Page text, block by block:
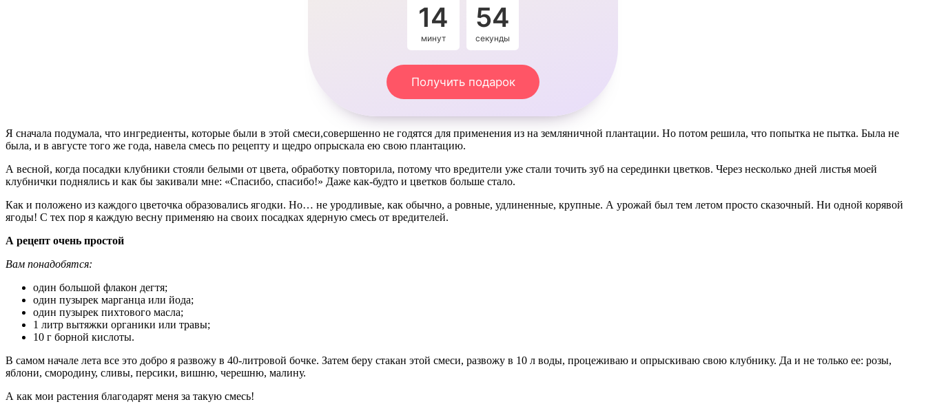
14
минут
53
секунды
Получить подарок
Я сначала подумала, что ингредиенты, которые были в этой смеси,совершенно не годятся для применения из на земляничной плантации. Но потом решила, что попытка не пытка. Была не
была, и в августе того же года, навела смесь по рецепту и щедро опрыскала ею свою плантацию.
А весной, когда посадки клубники стояли белыми от цвета, обработку повторила, потому что вредители уже стали точить зуб на серединки цветков. Через несколько дней листья моей
клубнички поднялись и как бы закивали мне: «Спасибо, спасибо!» Даже как-будто и цветков больше стало.
Как и положено из каждого цветочка образовались ягодки. Но… не уродливые, как обычно, а ровные, удлиненные, крупные. А урожай был тем летом просто сказочный. Ни одной корявой
ягоды! С тех пор я каждую весну применяю на своих посадках ядерную смесь от вредителей.
А рецепт очень простой
Вам понадобятся:
один большой флакон дегтя;
один пузырек марганца или йода;
один пузырек пихтового масла;
1 литр вытяжки органики или травы;
10 г борной кислоты.
В самом начале лета все это добро я развожу в 40-литровой бочке. Затем беру стакан этой смеси, развожу в 10 л воды, процеживаю и опрыскиваю свою клубнику. Да и не только ее: розы,
яблони, смородину, сливы, персики, вишню, черешню, малину.
А как мои растения благодарят меня за такую смесь!